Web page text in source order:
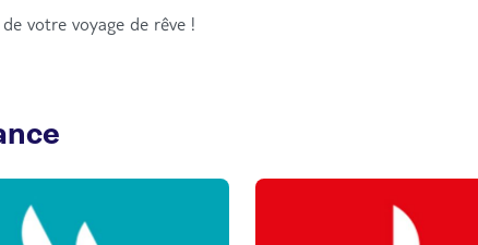
votre voyage de rêve !